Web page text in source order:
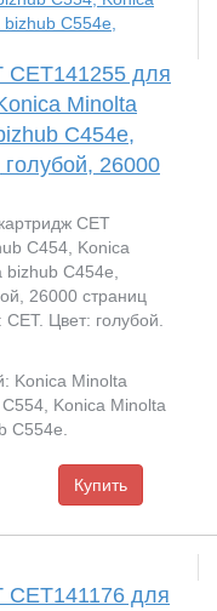
CET141255 для
Minolta
C454e,
26000
CET
C454, Konica
bizhub C454e,
26000 страниц
Цвет: голубой.
Konica Minolta
Konica Minolta
C554e.
для